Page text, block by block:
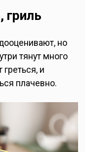
гриль
но
тянут много
греться, и
плачевно.